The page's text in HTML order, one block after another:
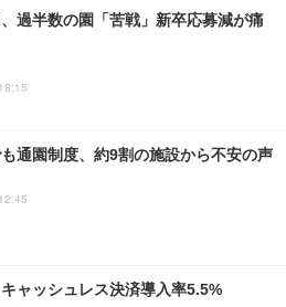
過半数の園「苦戦」新卒応募減が痛
通園制度、約9割の施設から不安の声
ャッシュレス決済導入率5.5%